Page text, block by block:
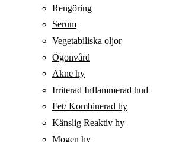
Rengöring
Serum
Vegetabiliska oljor
Ögonvård
Akne hy
Irriterad Inflammerad hud
Fet/ Kombinerad hy
Känslig Reaktiv hy
Mogen hy